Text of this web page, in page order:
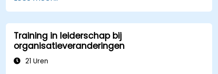
Training in leiderschap bij
organisatieveranderingen
21 Uren